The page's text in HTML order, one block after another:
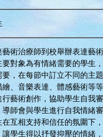
術治療師到校舉辦表達藝
對象為有情緒需要的學生
，在每節中訂立不同的主
繪、音樂表達、體感藝術等
藝術創作，協助學生自我
師會與學生進行自我情緒
在互相支持和信任的氛圍下
讓學生得以抒發抑壓的情緒